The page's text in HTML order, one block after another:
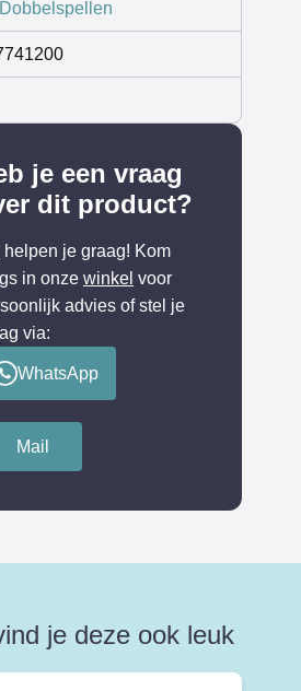
Dobbelspellen
je een vraag
dit product?
helpen je graag! Kom
in onze winkel voor
advies of stel je
via:
WhatsApp
Mail
je deze ook leuk